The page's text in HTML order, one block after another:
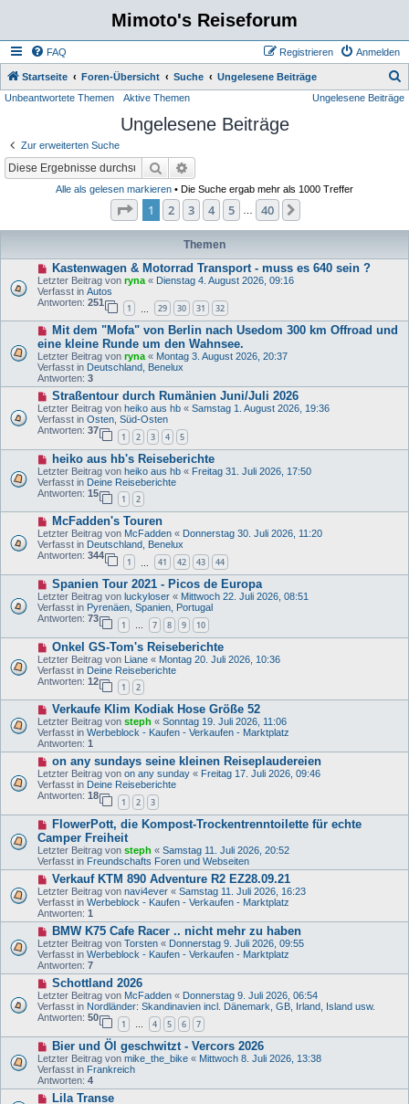
Mimoto's Reiseforum
FAQ Anmelden
Registrieren
Startseite Foren-Übersicht Suche Ungelesene Beiträge
u
Unbeantwortete Themen Aktive Themen Ungelesene Beiträge
Ungelesene Beiträge
Zur erweiterten Suche
Suche
Alle als gelesen markieren • Die Suche ergab mehr als 1000 Treffer
Seite 1von 40
1 2 3 4 5 40
Themen
N
e
u
e
r
B
i
t
r
a
g
Kastenwagen & Motorrad Transport - muss es 640 sein ?
Letzter Beitrag von ryna « Dienstag 4. August 2026, 09:16
Verfasst in Autos
Antworten: 251
1 29 30 31 32
N
u
e
r
B
e
i
t
r
a
g
Mit dem "Mofa" von Berlin nach Usedom 300 km Offroad und
eine kleine Runde um den Wahnsee.
Letzter Beitrag von ryna « Montag 3. August 2026, 20:37
Verfasst in Deutschland, Benelux
Antworten: 3
N
e
u
e
r
B
i
t
r
g
Straßentour durch Rumänien Juni/Juli 2026
Letzter Beitrag von heiko aus hb « Samstag 1. August 2026, 19:36
Verfasst in Osten, Süd-Osten
Antworten: 37
1 2 3 4 5
N
e
u
e
r
B
i
t
r
g
heiko aus hb's Reiseberichte
Letzter Beitrag von heiko aus hb « Freitag 31. Juli 2026, 17:50
Verfasst in Deine Reiseberichte
Antworten: 15
1 2
N
e
u
e
B
e
i
t
r
g
McFadden's Touren
Letzter Beitrag von McFadden « Donnerstag 30. Juli 2026, 11:20
Verfasst in Deutschland, Benelux
Antworten: 344
1 41 42 43 44
N
e
u
e
r
B
e
i
t
r
g
Spanien Tour 2021 - Picos de Europa
Letzter Beitrag von luckyloser « Mittwoch 22. Juli 2026, 08:51
Verfasst in Pyrenäen, Spanien, Portugal
Antworten: 73
1 … 7 8 9 10
N
e
u
e
r
B
e
i
t
r
a
g
Onkel GS-Tom's Reiseberichte
Letzter Beitrag von Liane « Montag 20. Juli 2026, 10:36
Verfasst in Deine Reiseberichte
Antworten: 12
1 2
N
e
u
e
r
B
e
i
t
a
g
Verkaufe Klim Kodiak Hose Größe 52
Letzter Beitrag von steph « Sonntag 19. Juli 2026, 11:06
Verfasst in Werbeblock - Kaufen - Verkaufen - Marktplatz
Antworten: 1
N
e
u
e
B
i
t
r
a
g
on any sundays seine kleinen Reiseplaudereien
Letzter Beitrag von on any sunday « Freitag 17. Juli 2026, 09:46
Verfasst in Deine Reiseberichte
Antworten: 18
1 2 3
N
u
e
r
B
e
i
t
r
g
FlowerPott, die Kompost-Trockentrenntoilette für echte
Camper Freiheit
Letzter Beitrag von steph « Samstag 11. Juli 2026, 20:52
Verfasst in Freundschafts Foren und Webseiten
N
e
u
e
r
B
e
i
t
r
a
g
Verkauf KTM 890 Adventure R2 EZ28.09.21
Letzter Beitrag von navi4ever « Samstag 11. Juli 2026, 16:23
Verfasst in Werbeblock - Kaufen - Verkaufen - Marktplatz
Antworten: 1
N
e
u
e
r
B
e
i
t
a
g
BMW K75 Cafe Racer .. nicht mehr zu haben
Letzter Beitrag von Torsten « Donnerstag 9. Juli 2026, 09:55
Verfasst in Werbeblock - Kaufen - Verkaufen - Marktplatz
Antworten: 7
N
e
u
e
r
B
i
t
r
a
g
Schottland 2026
Letzter Beitrag von McFadden « Donnerstag 9. Juli 2026, 06:54
Verfasst in Nordländer: Skandinavien incl. Dänemark, GB, Irland, Island usw.
Antworten: 50
1 … 4 5 6 7
N
e
u
e
r
B
Bier und Öl geschwitzt - Vercors 2026
Letzter Beitrag von mike_the_bike « Mittwoch 8. Juli 2026, 13:38
Verfasst in Frankreich
Antworten: 4
NLila Transe